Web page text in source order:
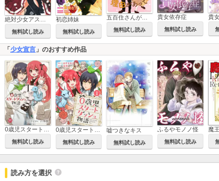
無料試し読み
初恋姉妹
無料試し読み
五百住さんが無口なのには理由があって
無料試し読み
貴女依存症
無料試し読み
「少女宣言 」のおすすめ作品
0歳児スタートダッシュ物語【単行本版】
無料試し読み 無料試し読み
嘘つきなキス
無料試し読み
ふるやモノノ怪
無料試し読み
読み方を選択